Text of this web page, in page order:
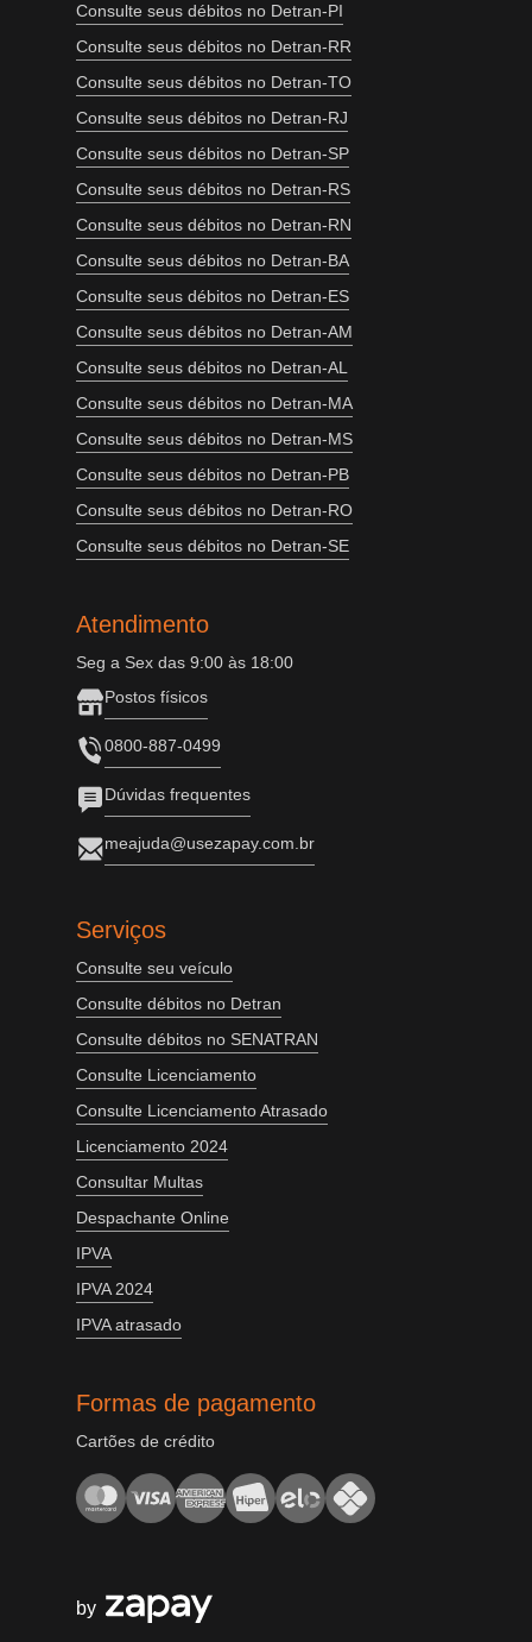
Consulte seus débitos no Detran-PI
Consulte seus débitos no Detran-RR
Consulte seus débitos no Detran-TO
Consulte seus débitos no Detran-RJ
Consulte seus débitos no Detran-SP
Consulte seus débitos no Detran-RS
Consulte seus débitos no Detran-RN
Consulte seus débitos no Detran-BA
Consulte seus débitos no Detran-ES
Consulte seus débitos no Detran-AM
Consulte seus débitos no Detran-AL
Consulte seus débitos no Detran-MA
Consulte seus débitos no Detran-MS
Consulte seus débitos no Detran-PB
Consulte seus débitos no Detran-RO
Consulte seus débitos no Detran-SE
Atendimento
Seg a Sex das 9:00 às 18:00
Postos físicos
0800-887-0499
Dúvidas frequentes
meajuda@usezapay.com.br
Serviços
Consulte seu veículo
Consulte débitos no Detran
Consulte débitos no SENATRAN
Consulte Licenciamento
Consulte Licenciamento Atrasado
Licenciamento 2024
Consultar Multas
Despachante Online
IPVA
IPVA 2024
IPVA atrasado
Formas de pagamento
Cartões de crédito
by